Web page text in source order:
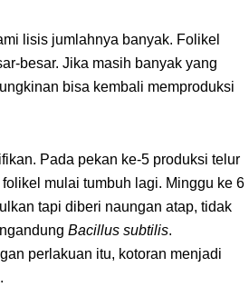
lisis jumlahnya banyak. Folikel
besar. Jika masih banyak yang
bisa kembali memproduksi
Pada pekan ke-5 produksi telur
mulai tumbuh lagi. Minggu ke 6
tapi diberi naungan atap, tidak
Bacillus subtilis.
perlakuan itu, kotoran menjadi